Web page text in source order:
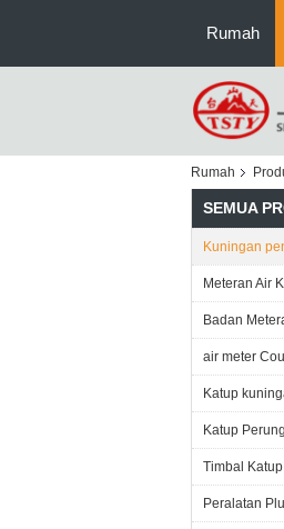
Rumah
Rumah
SEMUA
Kuningan
Meteran Air
Badan
air meter
Katup
Katup
Timbal
Peralatan